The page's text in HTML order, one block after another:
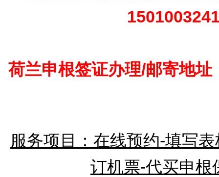
荷兰申根签证办理/邮寄地址
服务项目：在线预约-填写
订机票-代买申根